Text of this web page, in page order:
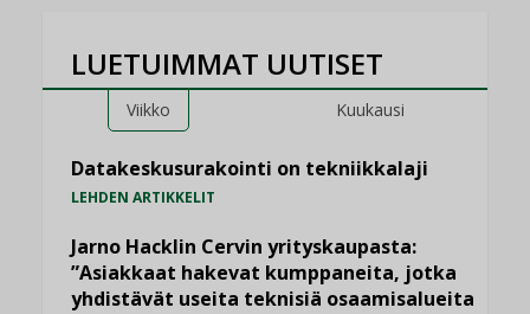
LUETUIMMAT UUTISET
Viikko Kuukausi
Datakeskusurakointi on tekniikkalaji
LEHDEN ARTIKKELIT
Jarno Hacklin Cervin yrityskaupasta:
”Asiakkaat hakevat kumppaneita, jotka
yhdistävät useita teknisiä osaamisalueita